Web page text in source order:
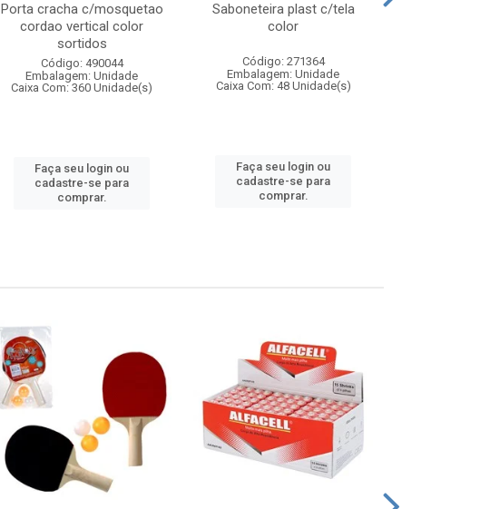
Porta cracha c/mosquetao
cordao vertical color
sortidos
Código: 490044
Embalagem: Unidade
Caixa Com: 360 Unidade(s)
Faça seu login ou
cadastre-se para
comprar.
Saboneteira plast c/tela
color
Código: 271364
Embalagem: Unidade
Caixa Com: 48 Unidade(s)
Faça seu login ou
cadastre-se para
comprar.